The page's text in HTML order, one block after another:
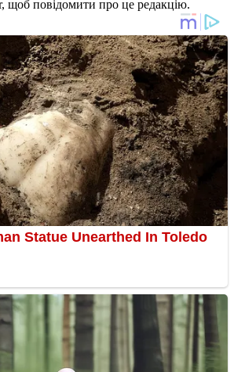
щоб повідомити про це редакцію.